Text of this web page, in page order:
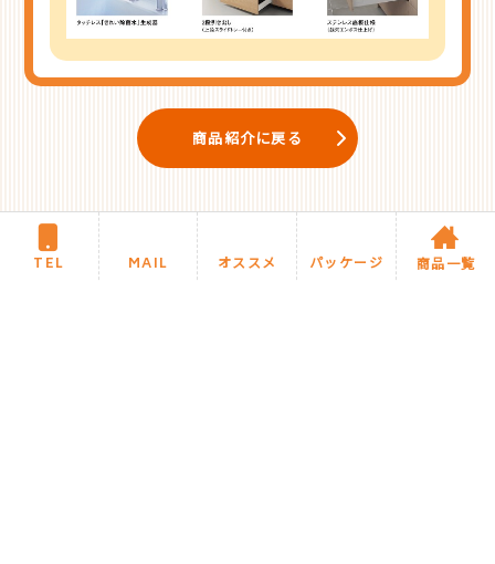
商品紹介に戻る
TEL MAIL オススメ パッケージ 商品一覧